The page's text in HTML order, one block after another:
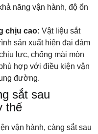
năng vận hành, độ ổn
chịu cao: Vật liệu sắt
sản xuất hiện đại đảm
lực, chống mài mòn
hợp với điều kiện vận
đường.
sắt sau
thế
vận hành, càng sắt sau